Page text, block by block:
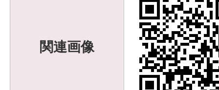
関連画像